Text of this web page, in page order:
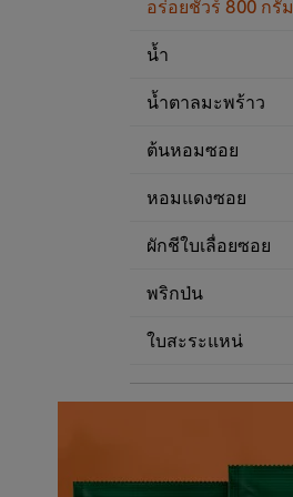
อร่อยชัวร์ 800 กรัม
น้ำ
น้ำตาลมะพร้าว
ต้นหอมซอย
หอมแดงซอย
ผักชีใบเลื่อยซอย
พริกป่น
ใบสะระแหน่